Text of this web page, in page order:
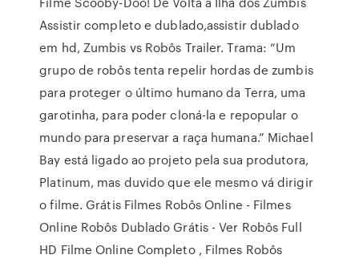
Assistir completo e dublado,assistir dublado
em hd, Zumbis vs Robôs Trailer. Trama: “Um
grupo de robôs tenta repelir hordas de zumbis
para proteger o último humano da Terra, uma
garotinha, para poder cloná-la e repopular o
mundo para preservar a raça humana.” Michael
Bay está ligado ao projeto pela sua produtora,
Platinum, mas duvido que ele mesmo vá dirigir
o filme. Grátis Filmes Robôs Online - Filmes
Online Robôs Dublado Grátis - Ver Robôs Full
HD Filme Online Completo , Filmes Robôs